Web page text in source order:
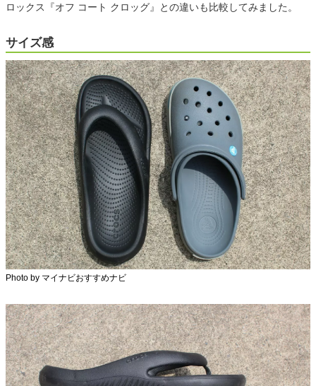
ロックス『オフ コート クロッグ』との違いも比較してみました。
サイズ感
Photo by マイナビおすすめナビ